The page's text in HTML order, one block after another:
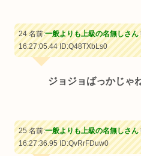
24 名前:一般よりも上級の名無しさん
16:27:05.44ID:Q48TXbLs0
ジョジョばっかじゃ
25 名前:一般よりも上級の名無しさん
16:27:36.95ID:QvRrFDuw0